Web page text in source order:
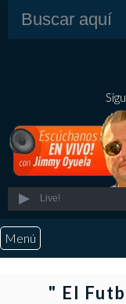
Live!
Menú
" El